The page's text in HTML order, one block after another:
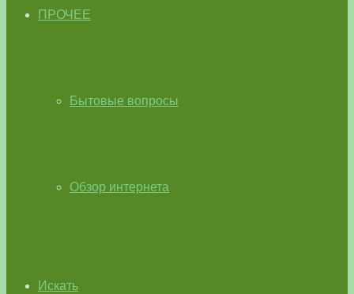
ПРОЧЕЕ
Бытовые вопросы
Обзор интернета
Искать